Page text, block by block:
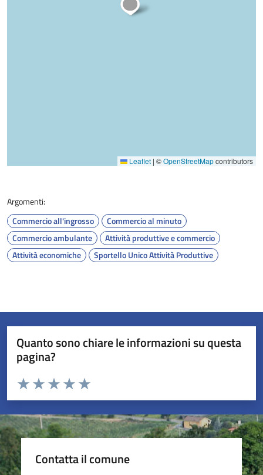
Leaflet | ©OpenStreetMapcontributors
Argomenti:
Commercio all'ingrosso
Commercio al minuto
Commercio ambulante
Attività produttive e commercio
Attività economiche
Sportello Unico Attività Produttive
Quanto sono chiare le informazioni su questa
pagina?
Valuta da 1 a 5 stelle la pagina
Valuta 5 stelle su 5
Valuta 4 stelle su 5
Valuta 3 stelle su 5
Valuta 2 stelle su 5
Valuta 1 stelle su 5
Contatta il comune